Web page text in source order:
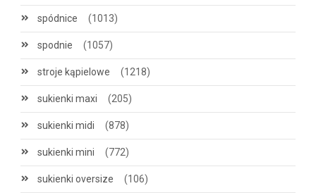
spódnice (1013)
spodnie (1057)
stroje kąpielowe (1218)
sukienki maxi (205)
sukienki midi (878)
sukienki mini (772)
sukienki oversize (106)